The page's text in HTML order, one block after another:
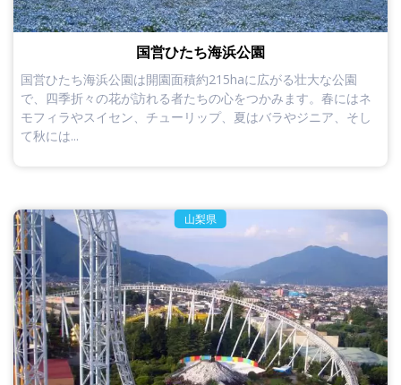
国営ひたち海浜公園
国営ひたち海浜公園は開園面積約215haに広がる壮大な公園
で、四季折々の花が訪れる者たちの心をつかみます。春にはネ
モフィラやスイセン、チューリップ、夏はバラやジニア、そし
て秋には...
山梨県